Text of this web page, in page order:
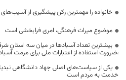
خانواده را مهمترین رکن پیشگیری از
موضوع میراث فرهنگی، امری فرابخشی است
بیشترین تعداد آسبادها در میان سه استان
،ضرورت استفاده از اعتبارات ملی برای مرمت
یکی از سیاست‌های اصلی جهاد دانشگاهی
خدمت به مردم است